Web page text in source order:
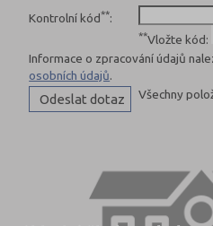
Kontrolní kód**:
**Vložte kód:
Informace o zpracování údajů
osobních údajů.
Všechny